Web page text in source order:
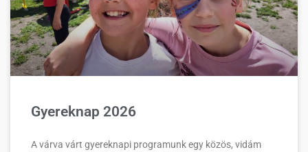
Gyereknap 2026
A várva várt gyereknapi programunk egy közös, vidám